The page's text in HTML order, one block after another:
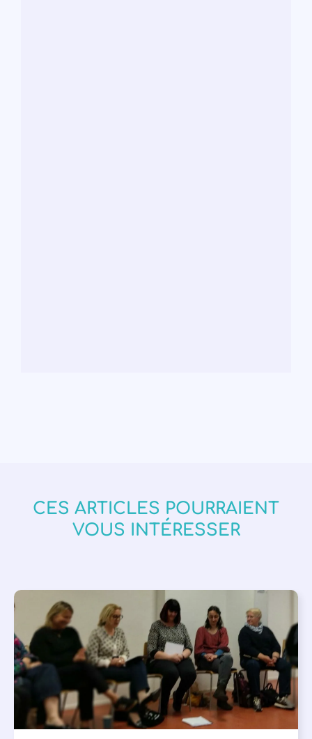
CES ARTICLES POURRAIENT
VOUS INTÉRESSER
APPEL À SOUTIEN , VIE DE L'ASSOCIATION